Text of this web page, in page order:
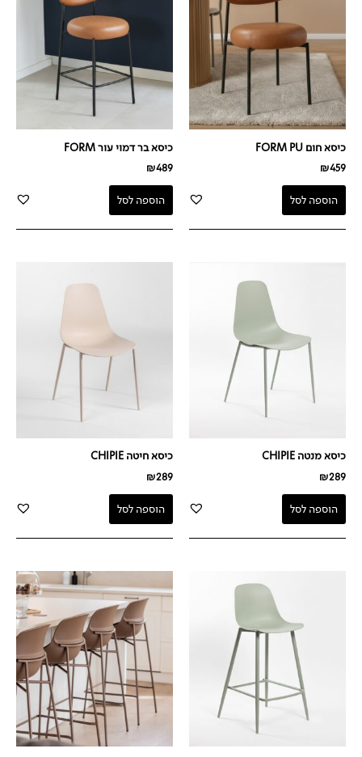
כיסא חום FORM PU
₪459
הוספה לסל
כיסא בר דמוי עור FORM
₪489
הוספה לסל
כיסא מנטה CHIPIE
₪289
הוספה לסל
כיסא חיטה CHIPIE
₪289
הוספה לסל